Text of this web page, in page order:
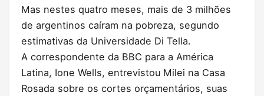
Mas nestes quatro meses, mais de 3 milhões
de argentinos caíram na pobreza, segundo
estimativas da Universidade Di Tella.
A correspondente da BBC para a América
Latina, Ione Wells, entrevistou Milei na Casa
Rosada sobre os cortes orçamentários, suas